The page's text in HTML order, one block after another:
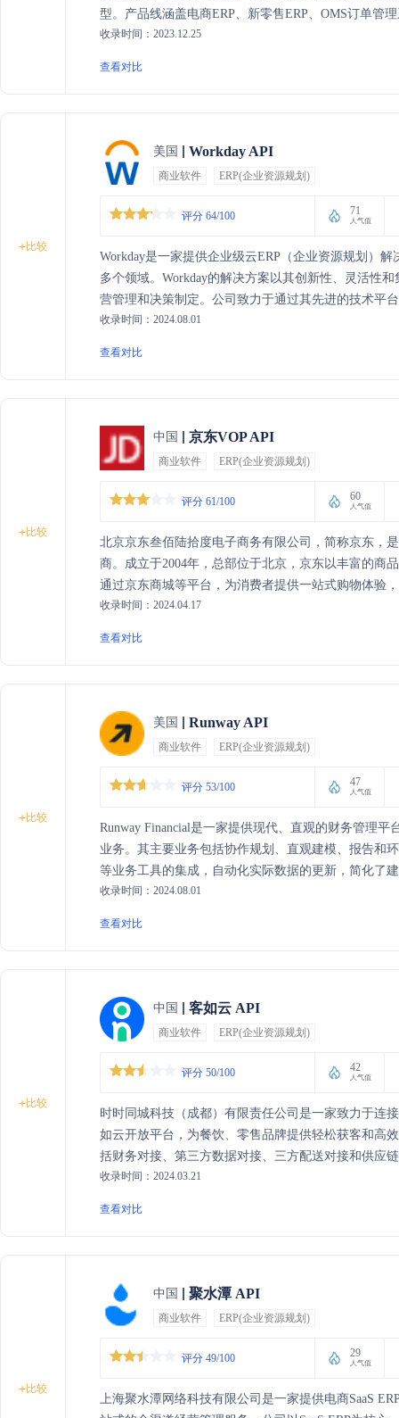
型。产品线涵盖电商ERP、新零售ERP、OMS订单管
服务企业超过50000家，覆盖233个城市，以系统稳定
收录时间：2023.12.25
查看对比
+比较
美国 Workday API
商业软件 ERP(企业资源规划)
评分 64/100 71
人气值
Workday是一家提供企业级云ERP（企业资源规划）
多个领域。Workday的解决方案以其创新性、灵活性
营管理和决策制定。公司致力于通过其先进的技术平
收录时间：2024.08.01
查看对比
+比较
中国 京东VOP API
商业软件 ERP(企业资源规划)
评分 61/100 60
人气值
北京京东叁佰陆拾度电子商务有限公司，简称京东，
商。成立于2004年，总部位于北京，京东以丰富的商
通过京东商城等平台，为消费者提供一站式购物体验
智能物流的发展，致力于成为全球最值得信赖的企业。
收录时间：2024.04.17
查看对比
+比较
美国 Runway API
商业软件 ERP(企业资源规划)
评分 53/100 47
人气值
Runway Financial是一家提供现代、直观的财务管理
业务。其主要业务包括协作规划、直观建模、报告和
等业务工具的集成，自动化实际数据的更新，简化了
数字与业务意图。此外，Runway还提供创建美丽且
收录时间：2024.08.01
查看对比
+比较
中国 客如云 API
商业软件 ERP(企业资源规划)
评分 50/100 42
人气值
时时同城科技（成都）有限责任公司是一家致力于连
如云开放平台，为餐饮、零售品牌提供轻松获客和高
括财务对接、第三方数据对接、三方配送对接和供应
同时，我们与客如云SAAS系统深度合作，为数十万
收录时间：2024.03.21
查看对比
+比较
中国 聚水潭 API
商业软件 ERP(企业资源规划)
评分 49/100 29
人气值
上海聚水潭网络科技有限公司是一家提供电商SaaS